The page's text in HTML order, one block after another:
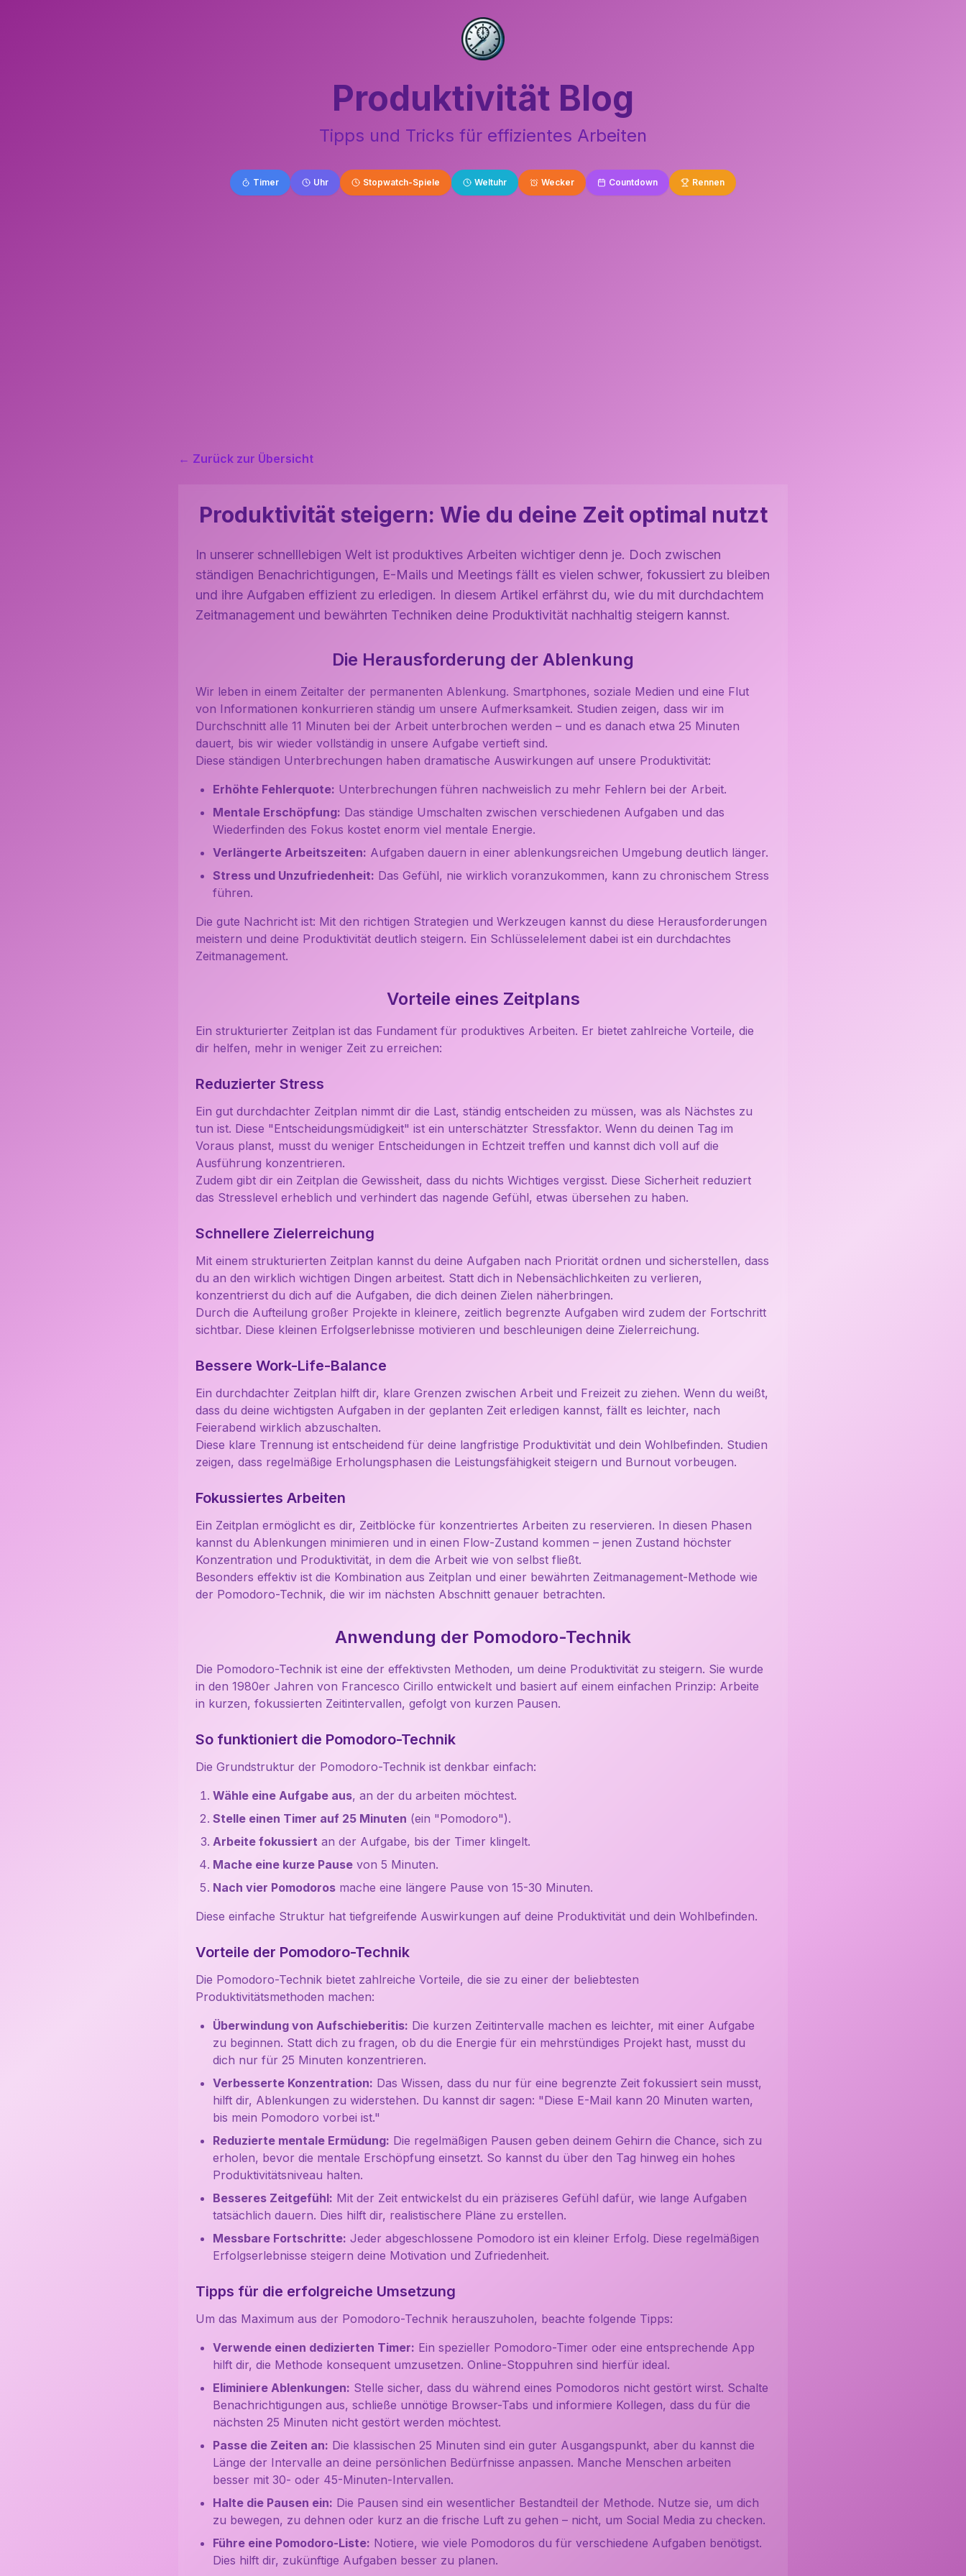
Produktivität Blog
Tipps und Tricks für effizientes Arbeiten
Timer Uhr Stopwatch-Spiele Weltuhr Wecker Countdown Rennen
← Zurück zur Übersicht
Produktivität steigern: Wie du deine Zeit optimal nutzt
In unserer schnelllebigen Welt ist produktives Arbeiten wichtiger denn je. Doch zwischen
ständigen Benachrichtigungen, E-Mails und Meetings fällt es vielen schwer, fokussiert zu bleiben
und ihre Aufgaben effizient zu erledigen. In diesem Artikel erfährst du, wie du mit durchdachtem
Zeitmanagement und bewährten Techniken deine Produktivität nachhaltig steigern kannst.
Die Herausforderung der Ablenkung
Wir leben in einem Zeitalter der permanenten Ablenkung. Smartphones, soziale Medien und eine Flut
von Informationen konkurrieren ständig um unsere Aufmerksamkeit. Studien zeigen, dass wir im
Durchschnitt alle 11 Minuten bei der Arbeit unterbrochen werden – und es danach etwa 25 Minuten
dauert, bis wir wieder vollständig in unsere Aufgabe vertieft sind.
Diese ständigen Unterbrechungen haben dramatische Auswirkungen auf unsere Produktivität:
Erhöhte Fehlerquote: Unterbrechungen führen nachweislich zu mehr Fehlern bei der Arbeit.
Mentale Erschöpfung: Das ständige Umschalten zwischen verschiedenen Aufgaben und das
Wiederfinden des Fokus kostet enorm viel mentale Energie.
Verlängerte Arbeitszeiten: Aufgaben dauern in einer ablenkungsreichen Umgebung deutlich länger.
Stress und Unzufriedenheit: Das Gefühl, nie wirklich voranzukommen, kann zu chronischem Stress
führen.
Die gute Nachricht ist: Mit den richtigen Strategien und Werkzeugen kannst du diese Herausforderungen
meistern und deine Produktivität deutlich steigern. Ein Schlüsselelement dabei ist ein durchdachtes
Zeitmanagement.
Vorteile eines Zeitplans
Ein strukturierter Zeitplan ist das Fundament für produktives Arbeiten. Er bietet zahlreiche Vorteile, die
dir helfen, mehr in weniger Zeit zu erreichen:
Reduzierter Stress
Ein gut durchdachter Zeitplan nimmt dir die Last, ständig entscheiden zu müssen, was als Nächstes zu
tun ist. Diese "Entscheidungsmüdigkeit" ist ein unterschätzter Stressfaktor. Wenn du deinen Tag im
Voraus planst, musst du weniger Entscheidungen in Echtzeit treffen und kannst dich voll auf die
Ausführung konzentrieren.
Zudem gibt dir ein Zeitplan die Gewissheit, dass du nichts Wichtiges vergisst. Diese Sicherheit reduziert
das Stresslevel erheblich und verhindert das nagende Gefühl, etwas übersehen zu haben.
Schnellere Zielerreichung
Mit einem strukturierten Zeitplan kannst du deine Aufgaben nach Priorität ordnen und sicherstellen, dass
du an den wirklich wichtigen Dingen arbeitest. Statt dich in Nebensächlichkeiten zu verlieren,
konzentrierst du dich auf die Aufgaben, die dich deinen Zielen näherbringen.
Durch die Aufteilung großer Projekte in kleinere, zeitlich begrenzte Aufgaben wird zudem der Fortschritt
sichtbar. Diese kleinen Erfolgserlebnisse motivieren und beschleunigen deine Zielerreichung.
Bessere Work-Life-Balance
Ein durchdachter Zeitplan hilft dir, klare Grenzen zwischen Arbeit und Freizeit zu ziehen. Wenn du weißt,
dass du deine wichtigsten Aufgaben in der geplanten Zeit erledigen kannst, fällt es leichter, nach
Feierabend wirklich abzuschalten.
Diese klare Trennung ist entscheidend für deine langfristige Produktivität und dein Wohlbefinden. Studien
zeigen, dass regelmäßige Erholungsphasen die Leistungsfähigkeit steigern und Burnout vorbeugen.
Fokussiertes Arbeiten
Ein Zeitplan ermöglicht es dir, Zeitblöcke für konzentriertes Arbeiten zu reservieren. In diesen Phasen
kannst du Ablenkungen minimieren und in einen Flow-Zustand kommen – jenen Zustand höchster
Konzentration und Produktivität, in dem die Arbeit wie von selbst fließt.
Besonders effektiv ist die Kombination aus Zeitplan und einer bewährten Zeitmanagement-Methode wie
der Pomodoro-Technik, die wir im nächsten Abschnitt genauer betrachten.
Anwendung der Pomodoro-Technik
Die Pomodoro-Technik ist eine der effektivsten Methoden, um deine Produktivität zu steigern. Sie wurde
in den 1980er Jahren von Francesco Cirillo entwickelt und basiert auf einem einfachen Prinzip: Arbeite
in kurzen, fokussierten Zeitintervallen, gefolgt von kurzen Pausen.
So funktioniert die Pomodoro-Technik
Die Grundstruktur der Pomodoro-Technik ist denkbar einfach:
Wähle eine Aufgabe aus, an der du arbeiten möchtest.
Stelle einen Timer auf 25 Minuten (ein "Pomodoro").
Arbeite fokussiert an der Aufgabe, bis der Timer klingelt.
Mache eine kurze Pause von 5 Minuten.
Nach vier Pomodoros mache eine längere Pause von 15-30 Minuten.
Diese einfache Struktur hat tiefgreifende Auswirkungen auf deine Produktivität und dein Wohlbefinden.
Vorteile der Pomodoro-Technik
Die Pomodoro-Technik bietet zahlreiche Vorteile, die sie zu einer der beliebtesten
Produktivitätsmethoden machen:
Überwindung von Aufschieberitis: Die kurzen Zeitintervalle machen es leichter, mit einer Aufgabe
zu beginnen. Statt dich zu fragen, ob du die Energie für ein mehrstündiges Projekt hast, musst du
dich nur für 25 Minuten konzentrieren.
Verbesserte Konzentration: Das Wissen, dass du nur für eine begrenzte Zeit fokussiert sein musst,
hilft dir, Ablenkungen zu widerstehen. Du kannst dir sagen: "Diese E-Mail kann 20 Minuten warten,
bis mein Pomodoro vorbei ist."
Reduzierte mentale Ermüdung: Die regelmäßigen Pausen geben deinem Gehirn die Chance, sich zu
erholen, bevor die mentale Erschöpfung einsetzt. So kannst du über den Tag hinweg ein hohes
Produktivitätsniveau halten.
Besseres Zeitgefühl: Mit der Zeit entwickelst du ein präziseres Gefühl dafür, wie lange Aufgaben
tatsächlich dauern. Dies hilft dir, realistischere Pläne zu erstellen.
Messbare Fortschritte: Jeder abgeschlossene Pomodoro ist ein kleiner Erfolg. Diese regelmäßigen
Erfolgserlebnisse steigern deine Motivation und Zufriedenheit.
Tipps für die erfolgreiche Umsetzung
Um das Maximum aus der Pomodoro-Technik herauszuholen, beachte folgende Tipps:
Verwende einen dedizierten Timer: Ein spezieller Pomodoro-Timer oder eine entsprechende App
hilft dir, die Methode konsequent umzusetzen. Online-Stoppuhren sind hierfür ideal.
Eliminiere Ablenkungen: Stelle sicher, dass du während eines Pomodoros nicht gestört wirst. Schalte
Benachrichtigungen aus, schließe unnötige Browser-Tabs und informiere Kollegen, dass du für die
nächsten 25 Minuten nicht gestört werden möchtest.
Passe die Zeiten an: Die klassischen 25 Minuten sind ein guter Ausgangspunkt, aber du kannst die
Länge der Intervalle an deine persönlichen Bedürfnisse anpassen. Manche Menschen arbeiten
besser mit 30- oder 45-Minuten-Intervallen.
Halte die Pausen ein: Die Pausen sind ein wesentlicher Bestandteil der Methode. Nutze sie, um dich
zu bewegen, zu dehnen oder kurz an die frische Luft zu gehen – nicht, um Social Media zu checken.
Führe eine Pomodoro-Liste: Notiere, wie viele Pomodoros du für verschiedene Aufgaben benötigst.
Dies hilft dir, zukünftige Aufgaben besser zu planen.